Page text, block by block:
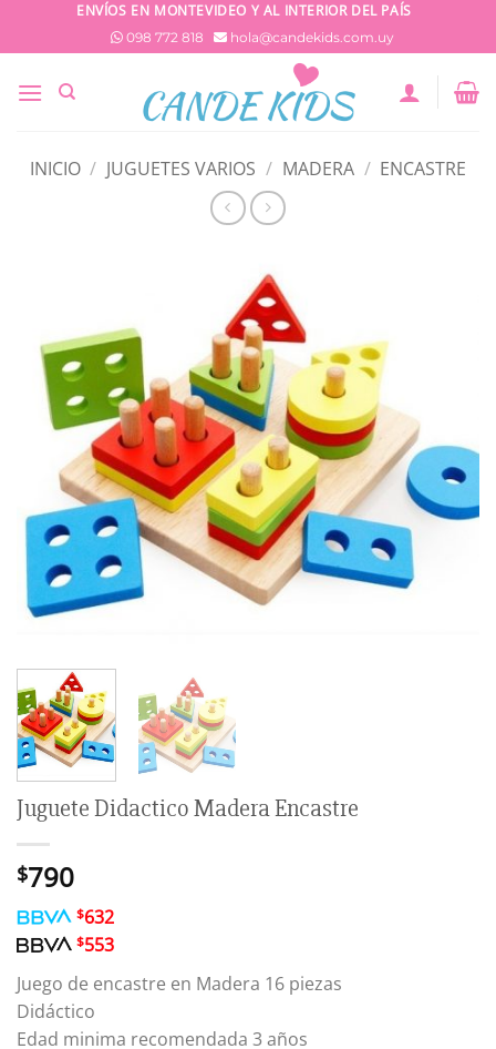
ENVÍOS EN MONTEVIDEO Y AL INTERIOR DEL PAÍS
098 772 818 hola@candekids.com.uy
INICIO / JUGUETES VARIOS / MADERA / ENCASTRE
Juguete Didactico Madera Encastre
$790
$632
$553
Juego de encastre en Madera 16 piezas
Didáctico
Edad minima recomendada 3 años